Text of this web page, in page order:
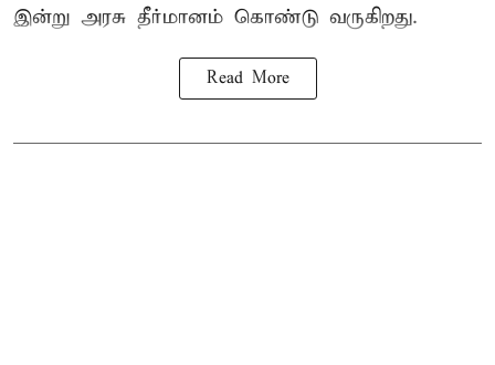
இன்று அரசு தீர்மானம் கொண்டு வருகிறது.
Read More